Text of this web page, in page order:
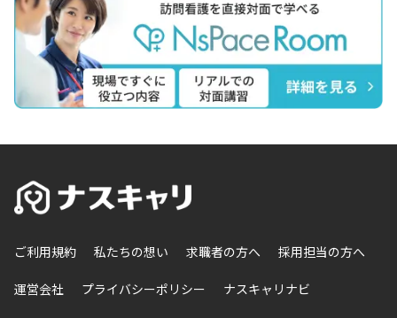
ご利用規約 私たちの想い 求職者の方へ 採用担当の方へ
運営会社 プライバシーポリシー ナスキャリナビ